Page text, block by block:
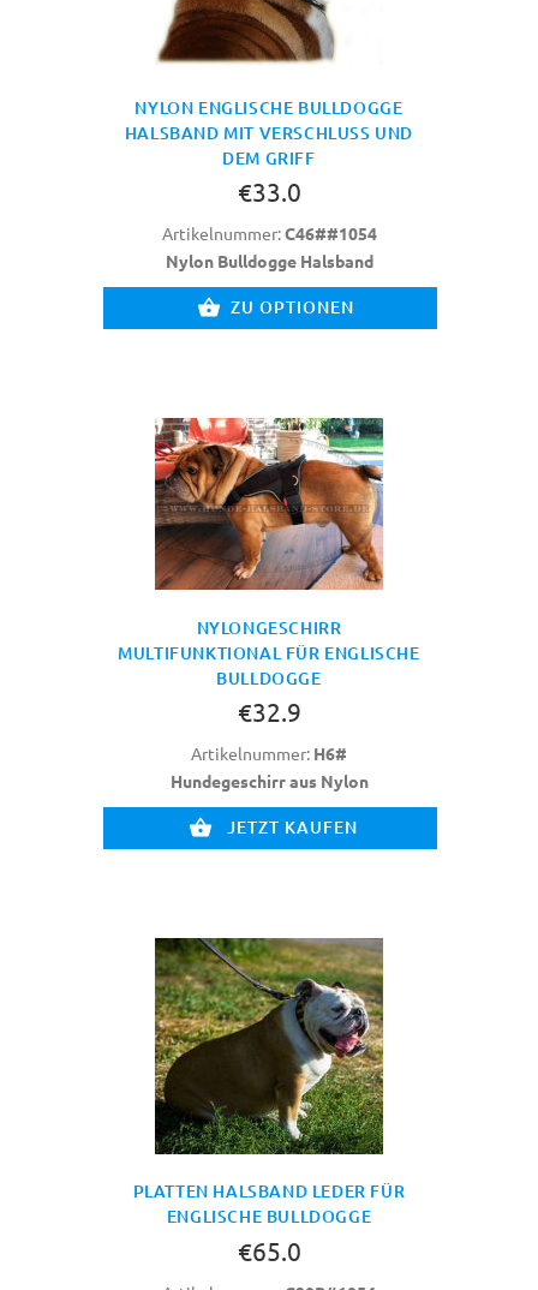
NYLON ENGLISCHE BULLDOGGE
HALSBAND MIT VERSCHLUSS UND
DEM GRIFF
€33.0
Artikelnummer:C46##1054
Nylon Bulldogge Halsband
ZU OPTIONEN
NYLONGESCHIRR
MULTIFUNKTIONAL FÜR ENGLISCHE
BULLDOGGE
€32.9
Artikelnummer: H6#
Hundegeschirr aus Nylon
JETZT KAUFEN
PLATTEN HALSBAND LEDER FÜR
ENGLISCHE BULLDOGGE
€65.0